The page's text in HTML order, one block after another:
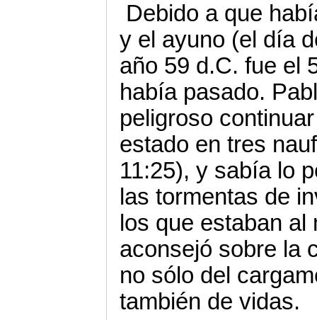
Debido a que
y el ayuno (el día
año 59 d.C. fue el
había pasado.
peligroso
estado en tres
11:25), y sabía lo
las tormentas de
los que estaban
aconsejó sobre la
no sólo del
también de vidas.